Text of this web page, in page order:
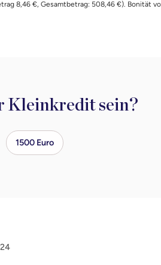
8,46 €, Gesamtbetrag: 508,46 €). Bonität
Kleinkredit sein?
1500 Euro